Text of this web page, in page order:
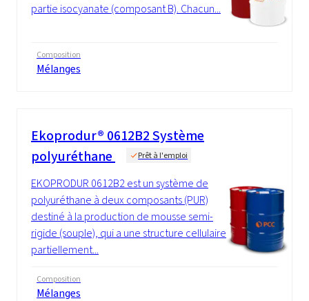
partie isocyanate (composant B). Chacun...
Composition
Mélanges
Ekoprodur® 0612B2 Système
polyuréthane
Prêt à l'emploi
EKOPRODUR 0612B2 est un système de
polyuréthane à deux composants (PUR)
destiné à la production de mousse semi-
rigide (souple), qui a une structure cellulaire
partiellement...
Composition
Mélanges